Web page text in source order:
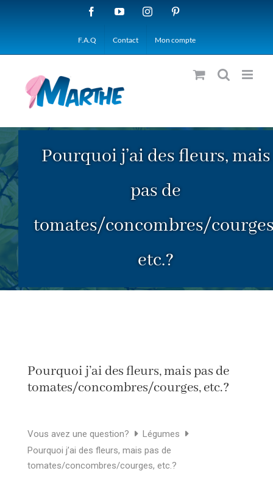
FacebookYouTubeInstagram
F.A.Q Contact Mon compte
Pourquoi j’ai des fleurs, mais
pas de
tomates/concombres/
etc.?
Pourquoi j’ai des fleurs, mais pas de
tomates/concombres/courges, etc.?
Vous avez une question?
Légumes
Pourquoi j’ai des fleurs, mais pas de
tomates/concombres/courges, etc.?